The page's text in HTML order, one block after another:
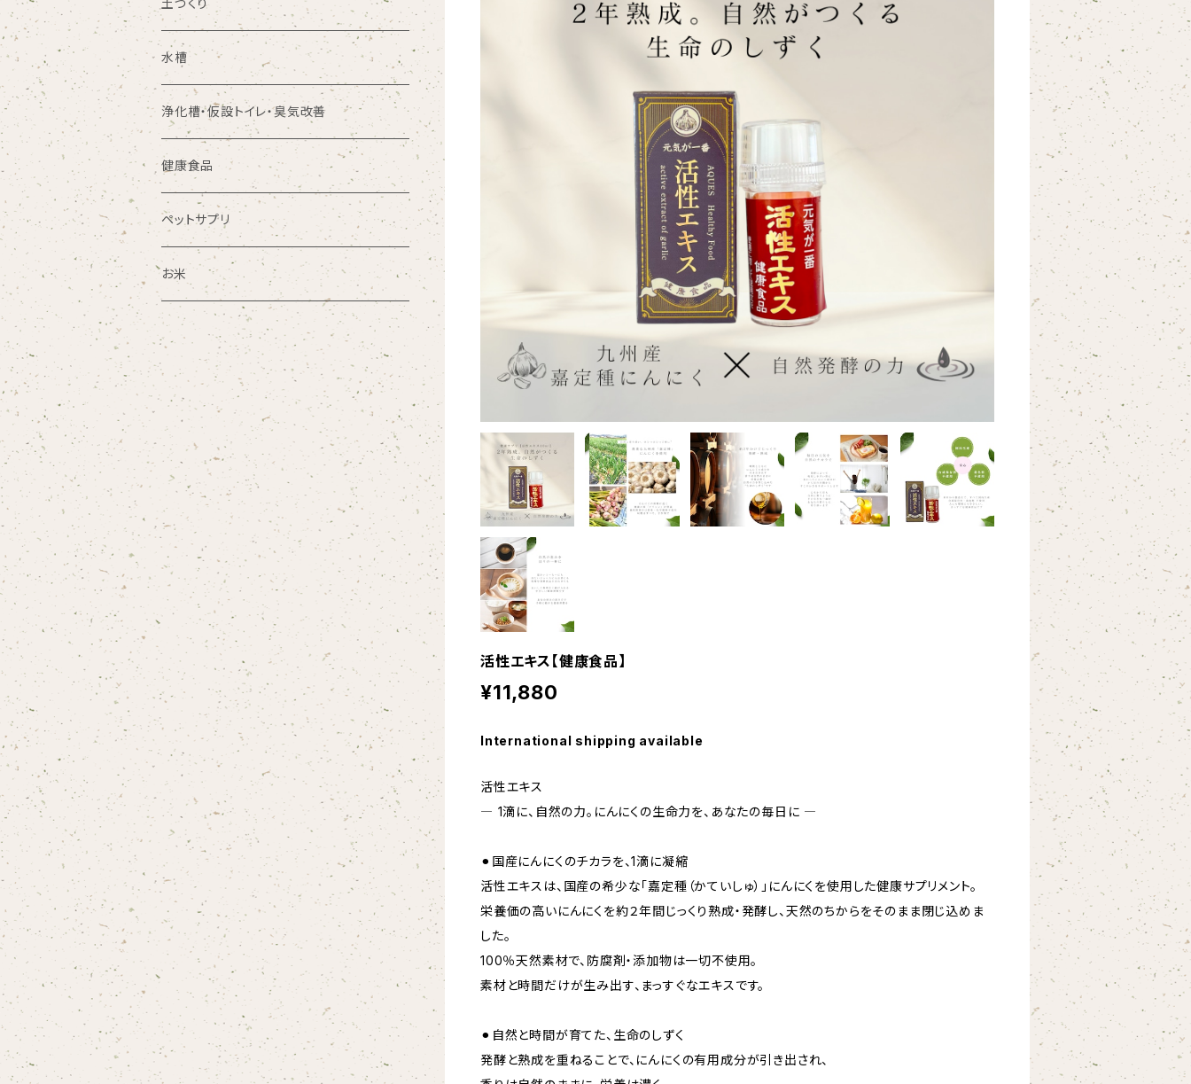
活性エキス【健康食品】
¥11,880
International shipping available
活性エキス
― 1滴に、自然の力。にんにくの生命力を、あなたの毎日に ―
⚫︎国産にんにくのチカラを、1滴に凝縮
活性エキスは、国産の希少な「嘉定種（かていしゅ）」にんにくを使用した健康サプリメント。
栄養価の高いにんにくを約２年間じっくり熟成・発酵し、天然のちからをそのまま閉じ込めま
した。
100％天然素材で、防腐剤・添加物は一切不使用。
素材と時間だけが生み出す、まっすぐなエキスです。
⚫︎自然と時間が育てた、生命のしずく
発酵と熟成を重ねることで、にんにくの有用成分が引き出され、
土づくり
水槽
浄化槽・仮設トイレ・臭気改善
健康食品
ペットサプリ
お米